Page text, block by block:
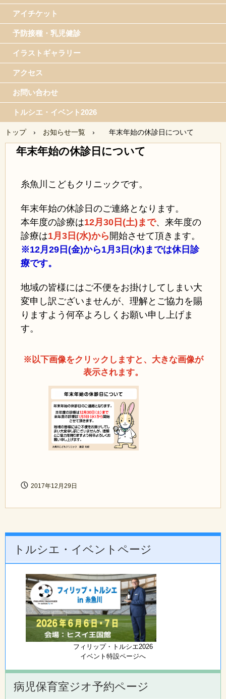
アイチケット
予防接種・乳児健診
イラストギャラリー
アクセス
お問い合わせ
トルシエ・イベント2026
トップ › お知らせ一覧 › 年末年始の休診日について
年末年始の休診日について
糸魚川こどもクリニックです。
年末年始の休診日のご連絡となります。
本年度の診療は12月30日(土)まで、来年度の
診療は1月3日(水)から 開始させて頂きます。
※12月29日(金)から1月3日(水)までは休日診
療です。
地域の皆様にはご不便をお掛けしてしまい大
変申し訳ございませんが、理解とご協力を賜
りますよう何卒よろしくお願い申し上げま
す。
※以下画像をクリックしますと、大きな画像が
表示されます。
2017年12月29日
トルシエ・イベントページ
フィリップ・トルシエ2026
イベント特設ページへ
病児保育室ジオ予約ページ